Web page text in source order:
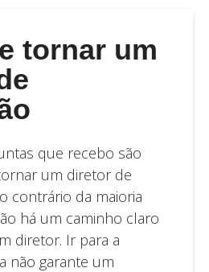
tornar um
que recebo são
um diretor de
contrário da maioria
há um caminho claro
diretor. Ir para a
não garante um